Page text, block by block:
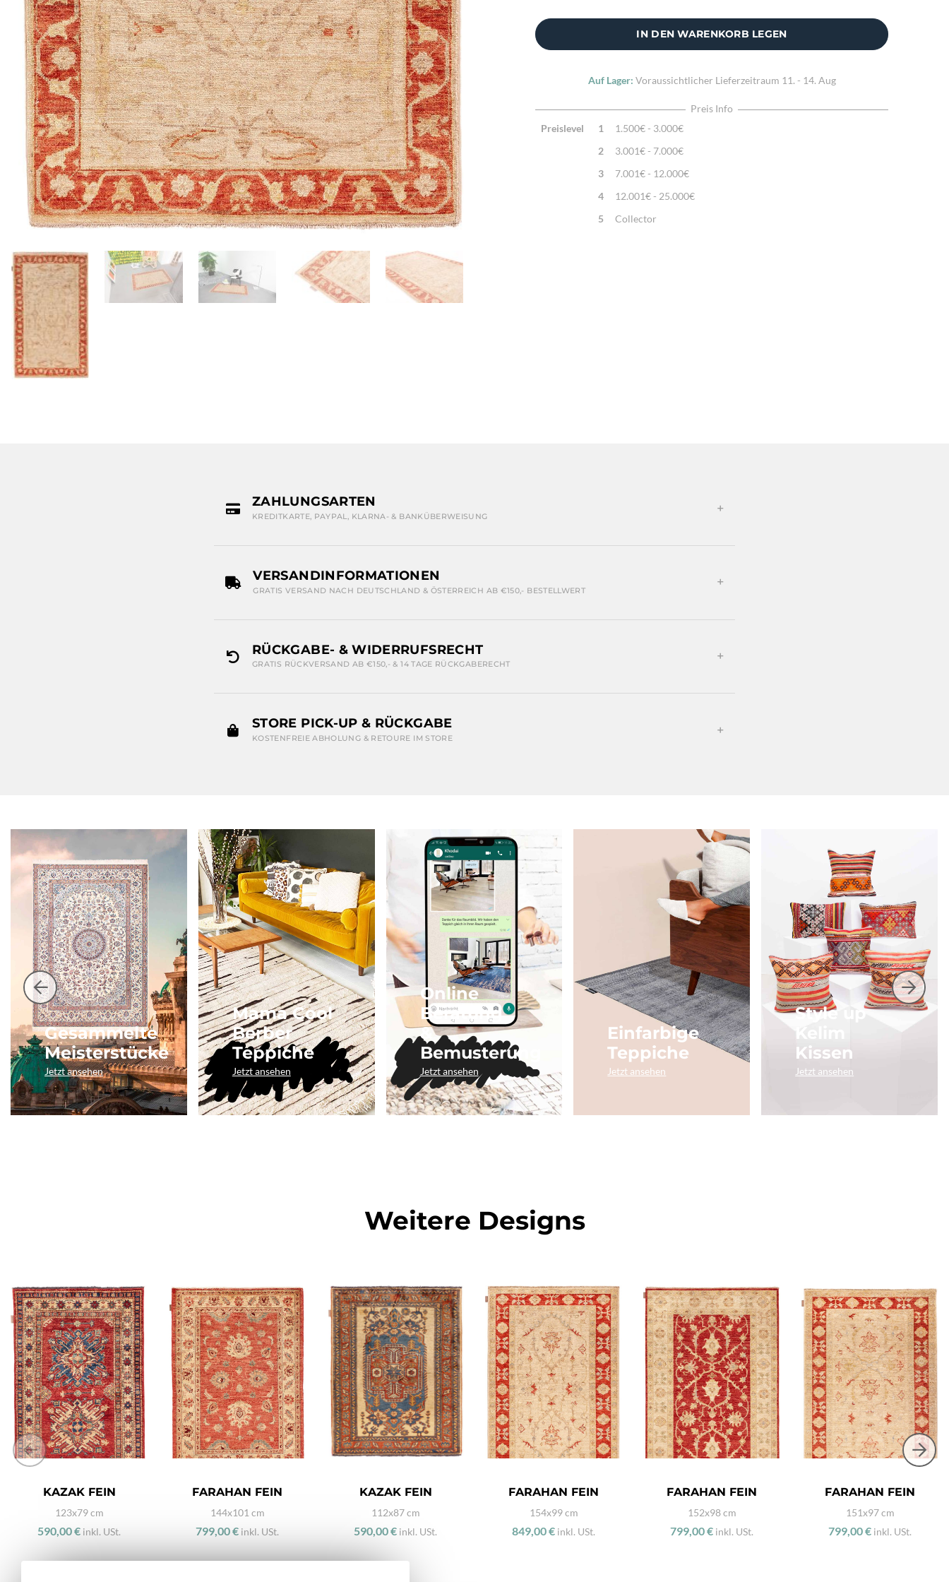
IN DEN WARENKORB LEGEN
Auf Lager: Voraussichtlicher Lieferzeitraum 11. - 14. Aug
Preis Info
Preislevel
1
1.500€ - 3.000€
2
3.001€ - 7.000€
3
7.001€ - 12.000€
4
12.001€ - 25.000€
5
Collector
ZAHLUNGSARTEN
KREDITKARTE, PAYPAL, KLARNA- & BANKÜBERWEISUNG
VERSANDINFORMATIONEN
GRATIS VERSAND NACH DEUTSCHLAND & ÖSTERREICH AB €150,- BESTELLWERT
RÜCKGABE- & WIDERRUFSRECHT
GRATIS RÜCKVERSAND AB €150,- & 14 TAGE RÜCKGABERECHT
STORE PICK-UP & RÜCKGABE
KOSTENFREIE ABHOLUNG & RETOURE IM STORE
Gesammelte
Meisterstücke
Jetzt ansehen
Mama Cool
Berber
Teppiche
Jetzt ansehen
Online
Beratung
&
Bemusterung
Jetzt ansehen
Einfarbige
Teppiche
Jetzt ansehen
Style up
Kelim
Kissen
Jetzt ansehen
Weitere Designs
KAZAK FEIN
123x79 cm
590,00 € inkl. USt.
FARAHAN FEIN
144x101 cm
799,00 € inkl. USt.
KAZAK FEIN
112x87 cm
590,00 € inkl. USt.
FARAHAN FEIN
154x99 cm
849,00 € inkl. USt.
FARAHAN FEIN
152x98 cm
799,00 € inkl. USt.
FARAHAN FEIN
151x97 cm
799,00 € inkl. USt.